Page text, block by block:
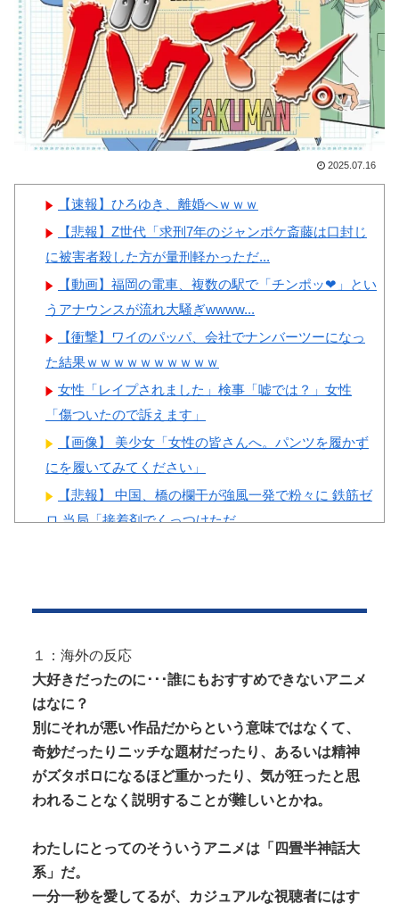
Powered by livedoor 相互RSS
中の暑さに耐えられなかった結
果」
韓国人「最近の日本アニメ業
界の勢力図を変えたと言われる
作品がこちら…」→「こういう
のが面白い…（ﾌﾞﾙﾌﾞﾙ」＝韓
た』と衝撃発言！日韓ワールド
カップ4強にも疑いの視線が向
けられる」
Powered by livedoor 相互RSS
2025.07.16
【速報】ひろゆき、離婚へｗｗｗ
【悲報】Z世代「求刑7年のジャンポケ斎藤は口封じ
に被害者殺した方が量刑軽かっただ...
【動画】福岡の電車、複数の駅で「チンポッ❤」とい
うアナウンスが流れ大騒ぎwwww...
【衝撃】ワイのパッパ、会社でナンバーツーになっ
た結果ｗｗｗｗｗｗｗｗｗｗ
女性「レイプされました」検事「嘘では？」女性
「傷ついたので訴えます」
【画像】 美少女「女性の皆さんへ。パンツを履かず
にを履いてみてください」
【悲報】 中国、橋の欄干が強風一発で粉々に 鉄筋ゼ
ロ 当局「接着剤でくっつけただ...
左翼市民団体、広島では通用せず「人殺しの汚い足
で広島の土を踏むな！」→広島県民「...
Powered by livedoor 相互RSS
１：海外の反応
大好きだったのに･･･誰にもおすすめできないアニメ
はなに？
別にそれが悪い作品だからという意味ではなくて、
奇妙だったりニッチな題材だったり、あるいは精神
がズタボロになるほど重かったり、気が狂ったと思
われることなく説明することが難しいとかね。
わたしにとってのそういうアニメは「四畳半神話大
系」だ。
一分一秒を愛してるが、カジュアルな視聴者にはす